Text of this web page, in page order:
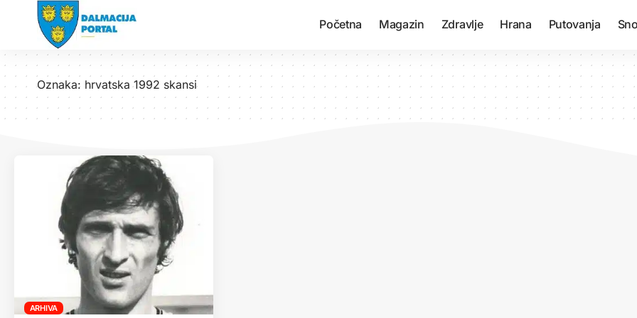
Početna Magazin Zdravlje Hrana Putovanja
Oznaka: hrvatska 1992 skansi
ARHIVA